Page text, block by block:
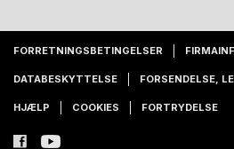
FORRETNINGSBETINGELSER
DATABESKYTTELSE FORSENDELSE,
HJÆLP COOKIES FORTRYDELSE